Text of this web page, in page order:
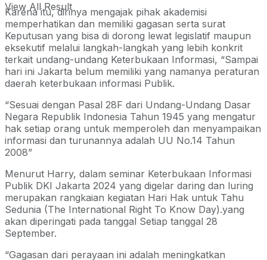
View All Result
Karena itu, dirinya mengajak pihak akademisi
memperhatikan dan memiliki gagasan serta surat
Keputusan yang bisa di dorong lewat legislatif maupun
eksekutif melalui langkah-langkah yang lebih konkrit
terkait undang-undang Keterbukaan Informasi, “Sampai
hari ini Jakarta belum memiliki yang namanya peraturan
daerah keterbukaan informasi Publik.
“Sesuai dengan Pasal 28F dari Undang-Undang Dasar
Negara Republik Indonesia Tahun 1945 yang mengatur
hak setiap orang untuk memperoleh dan menyampaikan
informasi dan turunannya adalah UU No.14 Tahun
2008”
Menurut Harry, dalam seminar Keterbukaan Informasi
Publik DKI Jakarta 2024 yang digelar daring dan luring
merupakan rangkaian kegiatan Hari Hak untuk Tahu
Sedunia (The International Right To Know Day).yang
akan diperingati pada tanggal Setiap tanggal 28
September.
“Gagasan dari perayaan ini adalah meningkatkan